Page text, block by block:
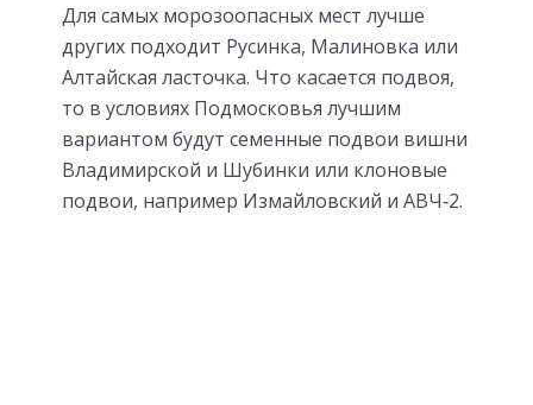
Для самых морозоопасных мест лучше
других подходит Русинка, Малиновка или
Алтайская ласточка. Что касается подвоя,
то в условиях Подмосковья лучшим
вариантом будут семенные подвои вишни
Владимирской и Шубинки или клоновые
подвои, например Измайловский и АВЧ‑2.